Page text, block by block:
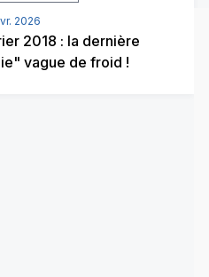
2026
2018 : la dernière
vague de froid !